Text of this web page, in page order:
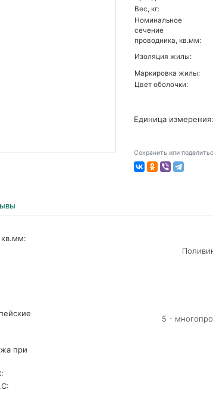
Вес, кг:
Номинальное
сечение
проводника, кв.мм:
Изоляция жилы:
Маркировка жилы:
Цвет оболочки:
Единица измерения:
Сохранить или
кв.мм:
5 -
при